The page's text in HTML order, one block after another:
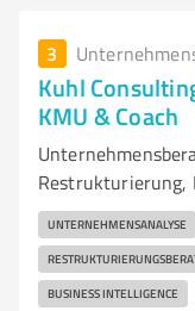
3
Kuhl
KMU & Coach
Restrukturierung,
UNTERNEHMENSANALYSE
BUSINESS INTELLIGENCE